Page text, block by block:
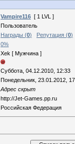
Vampire116 [ 1 LVL ]
Пользователь
Награды (0) Репутация (0)
0%
Xek [ Мужчина ]
Суббота, 04.12.2010, 12:33
Понедельник, 23.01.2012,
Адрес скрыт
http://Jet-Games.pp.ru
Российская Федерация